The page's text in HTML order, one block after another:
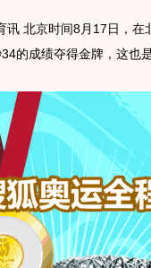
北京时间8月17日，在
的成绩夺得金牌，这也